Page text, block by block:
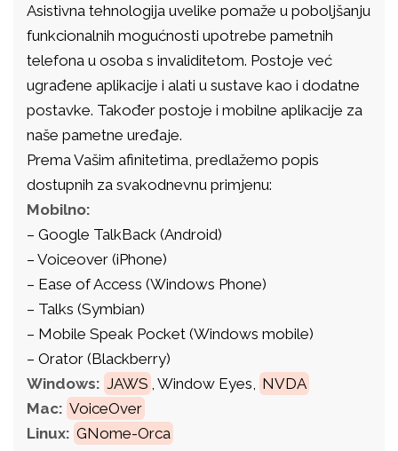
Asistivna tehnologija uvelike pomaže u poboljšanju
funkcionalnih mogućnosti upotrebe pametnih
telefona u osoba s invaliditetom. Postoje već
ugrađene aplikacije i alati u sustave kao i dodatne
postavke. Također postoje i mobilne aplikacije za
naše pametne uređaje.
Prema Vašim afinitetima, predlažemo popis
dostupnih za svakodnevnu primjenu:
Mobilno:
– Google TalkBack (Android)
– Voiceover (iPhone)
– Ease of Access (Windows Phone)
– Talks (Symbian)
– Mobile Speak Pocket (Windows mobile)
– Orator (Blackberry)
Windows: JAWS , Window Eyes,
NVDA
Mac: VoiceOver
Linux: GNome-Orca